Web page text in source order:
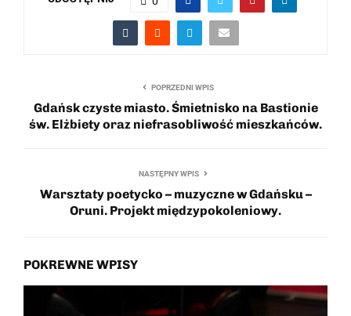
POPRZEDNI WPIS
Gdańsk czyste miasto. Śmietnisko na Bastionie
św. Elżbiety oraz niefrasobliwość mieszkańców.
NASTĘPNY WPIS
Warsztaty poetycko – muzyczne w Gdańsku –
Oruni. Projekt międzypokoleniowy.
POKREWNE WPISY